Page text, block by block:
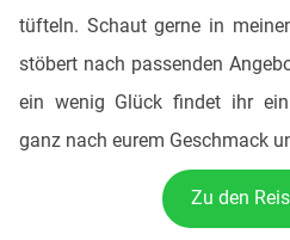
tüfteln. Schaut gerne in
stöbert nach passenden
ein wenig Glück findet ihr ein
ganz nach eurem Geschmack
Zu den